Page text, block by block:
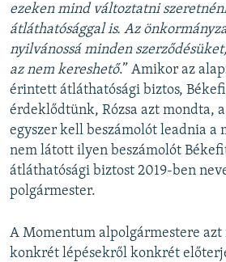
ezeken mind változtatni
átláthatósággal is. Az
nyilvánossá minden
az nem kereshető.” Amikor az
érintett átláthatósági biztos,
érdeklődtünk, Rózsa azt mondta,
egyszer kell beszámolót leadnia a
nem látott ilyen beszámolót
átláthatósági biztost 2019-ben
polgármester.
A Momentum alpolgármestere azt
konkrét lépésekről konkrét